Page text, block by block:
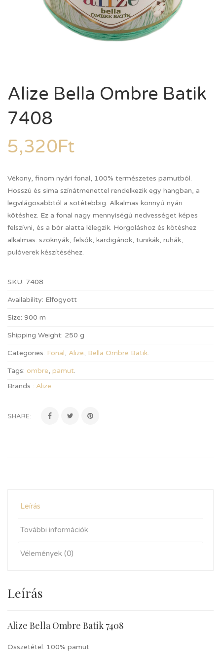
Alize Bella Ombre Batik
7408
5,320Ft
Vékony, finom nyári fonal, 100% természetes pamutból.
Hosszú és sima színátmenettel rendelkezik egy hangban, a
legvilágosabbtól a sötétebbig. Alkalmas könnyű nyári
kötéshez. Ez a fonal nagy mennyiségű nedvességet képes
felszívni, és a bőr alatta lélegzik. Horgoláshoz és kötéshez
alkalmas: szoknyák, felsők, kardigánok, tunikák, ruhák,
pulóverek készítéséhez.
SKU: 7408
Availability: Elfogyott
Size: 900 m
Shipping Weight: 250 g
Categories: Fonal, Alize, Bella Ombre Batik.
Tags: ombre, pamut.
Brands : Alize
SHARE:
Leírás
További információk
Vélemények (0)
Leírás
Alize Bella Ombre Batik 7408
Összetétel: 100% pamut